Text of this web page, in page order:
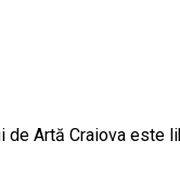
Artă Craiova este